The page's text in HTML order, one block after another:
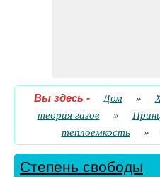
Вы здесь - Дом »
теория газов
»
теплоемкость
»
Степень свободы